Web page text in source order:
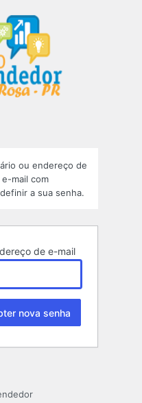
ou endereço de
mail com
a sua senha.
de e-mail